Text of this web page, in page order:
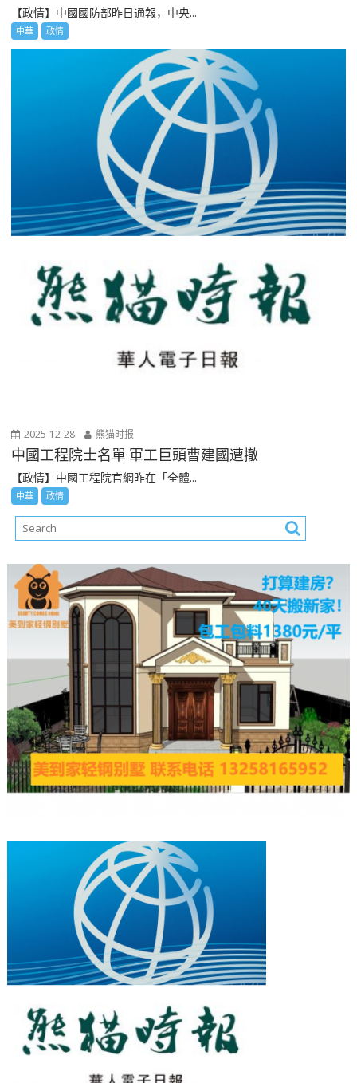
【政情】中國國防部昨日通報，中央...
中華 政情
2025-12-28 熊猫时报
中國工程院士名單 軍工巨頭曹建國遭撤
【政情】中國工程院官網昨在「全體...
中華 政情